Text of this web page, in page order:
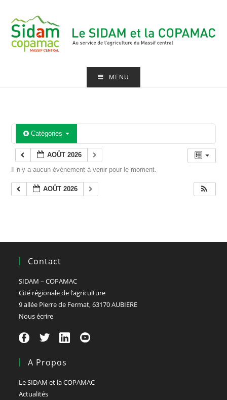
content
MENU
Catégories
AOÛT 2026
Il n’y a aucun évènement à venir pour le moment.
AOÛT 2026
Contact
SIDAM – COPAMAC
Cité régionale de l’agriculture
9 allée Pierre de Fermat, 63170 AUBIERE
Nous écrire
A Propos
Le SIDAM et la COPAMAC
Actualités